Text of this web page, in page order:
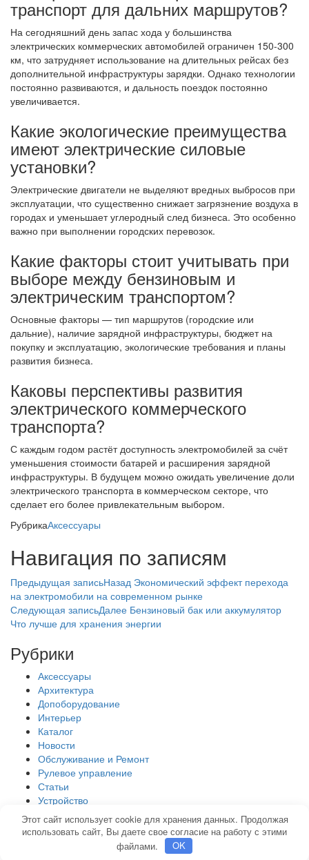
транспорт для дальних маршрутов?
На сегодняшний день запас хода у большинства
электрических коммерческих автомобилей ограничен 150-300
км, что затрудняет использование на длительных рейсах без
дополнительной инфраструктуры зарядки. Однако технологии
постоянно развиваются, и дальность поездок постоянно
увеличивается.
Какие экологические преимущества
имеют электрические силовые
установки?
Электрические двигатели не выделяют вредных выбросов при
эксплуатации, что существенно снижает загрязнение воздуха в
городах и уменьшает углеродный след бизнеса. Это особенно
важно при выполнении городских перевозок.
Какие факторы стоит учитывать при
выборе между бензиновым и
электрическим транспортом?
Основные факторы — тип маршрутов (городские или
дальние), наличие зарядной инфраструктуры, бюджет на
покупку и эксплуатацию, экологические требования и планы
развития бизнеса.
Каковы перспективы развития
электрического коммерческого
транспорта?
С каждым годом растёт доступность электромобилей за счёт
уменьшения стоимости батарей и расширения зарядной
инфраструктуры. В будущем можно ожидать увеличение доли
электрического транспорта в коммерческом секторе, что
сделает его более привлекательным выбором.
РубрикаАксессуары
Навигация по записям
Предыдущая записьНазад Экономический эффект перехода
на электромобили на современном рынке
Следующая записьДалее Бензиновый бак или аккумулятор
Что лучше для хранения энергии
Рубрики
Аксессуары
Архитектура
Допоборудование
Интерьер
Каталог
Новости
Обслуживание и Ремонт
Рулевое управление
Статьи
Устройство
Электрооборудование
Карта Сайта
Корзина Магазин
Мой аккаунт
Угги Nice Bay
Этот сайт использует cookie для хранения данных. Продолжая
использовать сайт, Вы даете свое согласие на работу с этими
файлами.
OK